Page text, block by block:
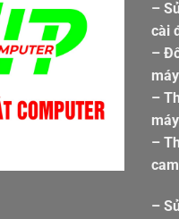
–
cài
–
–
–
–